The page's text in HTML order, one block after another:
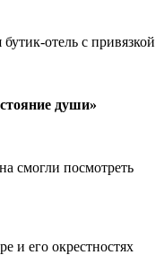
отель с привязкой
души»
смогли посмотреть
и его окрестностях